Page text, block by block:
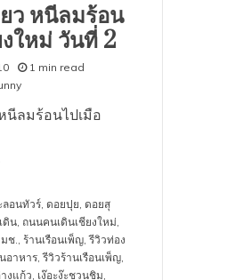
ว หนีลมร้อน
งใหม่ วันที่ 2
1 min read
นีลมร้อนไปเมือ
ลอนทัวร์ ดอยปุย ดอยสุ
ดิน ถนนคนเดินเชียงใหม่
มช. ร้านเรือนเพ็ญ ,รีวิวท่อง
อาหาร ,รีวิวร้านเรือนเพ็ญ
งแก้ว เง๊อะง๊ะชวนชิม